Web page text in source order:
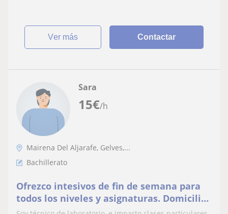
ver más Contactar
15€/h
Sara
Mairena Del Aljarafe, Gelves,...
Bachillerato
Ofrezco intesivos de fin de semana para
todos los niveles y asignaturas. Domicilio
y Online